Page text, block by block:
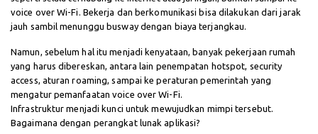
voice over Wi-Fi. Bekerja dan berkomunikasi bisa dilakukan dari jarak
jauh sambil menunggu busway dengan biaya terjangkau.
Namun, sebelum hal itu menjadi kenyataan, banyak pekerjaan rumah
yang harus dibereskan, antara lain penempatan hotspot, security
access, aturan roaming, sampai ke peraturan pemerintah yang
mengatur pemanfaatan voice over Wi-Fi.
Infrastruktur menjadi kunci untuk mewujudkan mimpi tersebut.
Bagaimana dengan perangkat lunak aplikasi?